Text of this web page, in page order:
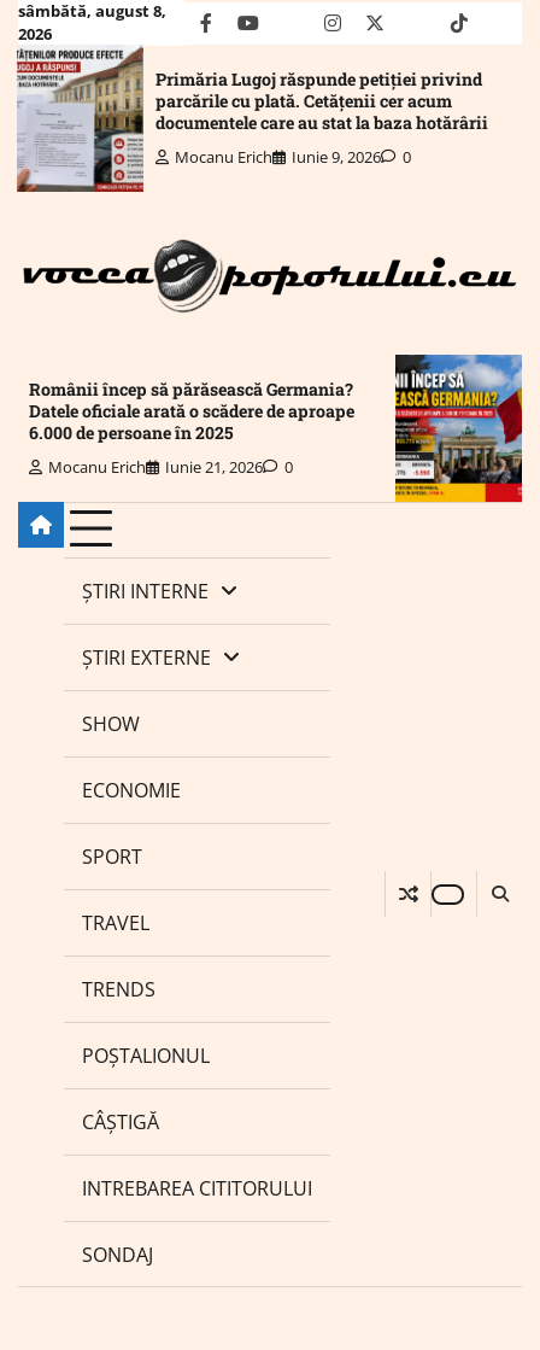
Skip
content
sâmbătă, august 8,
2026
facebookyoutubeMailinstagram
twitter truthtiktok
Primăria Lugoj răspunde petiției privind
parcările cu plată. Cetățenii cer acum
documentele care au stat la baza hotărârii
Mocanu Erich Iunie 9, 2026 0
Românii încep să părăsească Germania?
Datele oficiale arată o scădere de aproape
6.000 de persoane în 2025
Mocanu Erich Iunie 21, 2026 0
ȘTIRI INTERNE
ȘTIRI EXTERNE
SHOW
ECONOMIE
SPORT
TRAVEL
TRENDS
POȘTALIONUL
CÂȘTIGĂ
INTREBAREA CITITORULUI
SONDAJ